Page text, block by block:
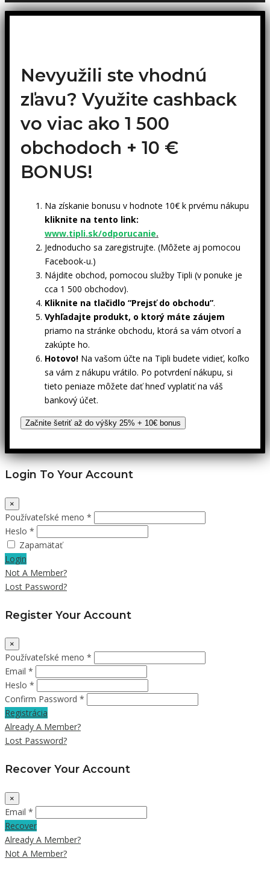
Nevyužili ste vhodnú
zľavu? Využite cashback
vo viac ako 1 500
obchodoch + 10 €
BONUS!
Na získanie bonusu v hodnote 10€ k prvému nákupu
kliknite na tento link:
www.tipli.sk/odporucanie.
Jednoducho sa zaregistrujte. (Môžete aj pomocou
Facebook-u.)
Nájdite obchod, pomocou služby Tipli (v ponuke je
cca 1 500 obchodov).
Kliknite na tlačidlo “Prejsť do obchodu”.
Vyhľadajte produkt, o ktorý máte záujem
priamo na stránke obchodu, ktorá sa vám otvorí a
zakúpte ho.
Hotovo! Na vašom účte na Tipli budete vidieť, koľko
sa vám z nákupu vrátilo. Po potvrdení nákupu, si
tieto peniaze môžete dať hneď vyplatiť na váš
bankový účet.
Začnite šetriť až do výšky 25% + 10€ bonus
Login To Your Account
×
Používateľské meno *
Heslo *
Zapamätať
Login
Not A Member?
Lost Password?
Register Your Account
×
Používateľské meno *
Email *
Heslo *
Confirm Password *
Registrácia
Already A Member?
Lost Password?
Recover Your Account
×
Email *
Recover
Already A Member?
Not A Member?